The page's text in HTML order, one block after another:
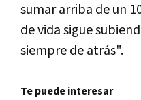
sumar arriba de un
de vida sigue
siempre de atrás".
Te puede interesar